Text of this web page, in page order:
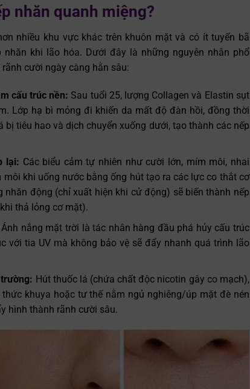
nhăn quanh miệng?
nhiều khu vực khác trên khuôn mặt và có ít tuyến bã
nhăn khi lão hóa. Dưới đây là những nguyên nhân phổ
cười ngày càng hằn sâu:
cấu trúc nền: Sau tuổi 25, lượng Collagen và Elastin sụt
Lớp hạ bì mỏng đi khiến da mất độ đàn hồi, đồng thời
bị tiêu hao và dịch chuyển xuống dưới, tạo thành các nếp
lại: Các biểu cảm tự nhiên như cười lớn, mím môi, nhai
khi uống nước bằng ống hút tạo ra các lực co thắt cơ
nhăn động (chỉ xuất hiện khi cử động) sẽ biến thành nếp
thả lỏng cơ mặt).
Ánh nắng mặt trời là tác nhân hàng đầu phá hủy cấu trúc
với tia UV mà không bảo vệ sẽ đẩy nhanh quá trình lão
Hút thuốc lá (chứa chất độc nicotin gây co mạch),
khuya hoặc tư thế nằm ngủ nghiêng/úp mặt đè nén
hình thành rãnh cười sâu.